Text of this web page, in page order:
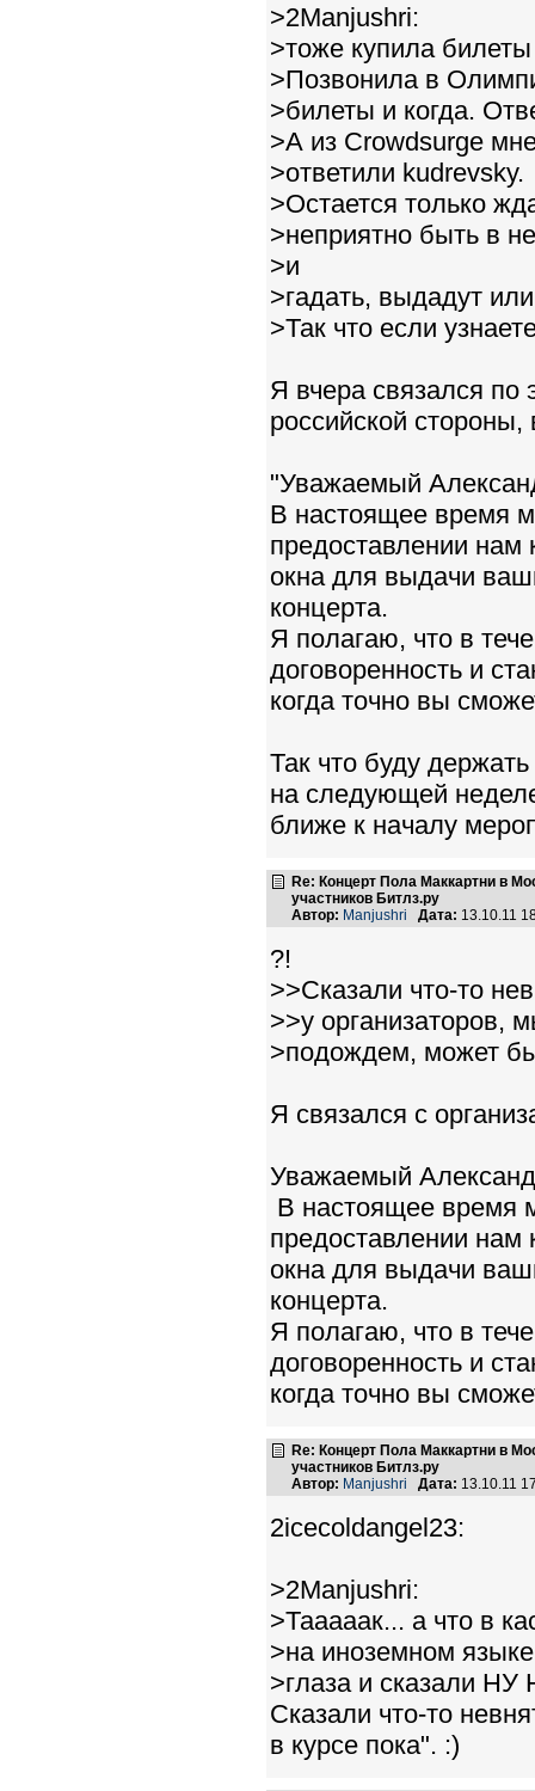
>2Manjushri:
>тоже купила
>Позвонила в
>билеты и когда.
>А из Crowdsurge
>ответили kudrevsky.
>Остается только
>неприятно быть в
>и
>гадать, выдадут
>Так что если
Я вчера связался по
российской стороны,
"Уважаемый
В настоящее время
предоставлении нам
окна для выдачи
концерта.
Я полагаю, что в
договоренность и
когда точно вы
Так что буду
на следующей
ближе к началу
Re: Концерт Пола Маккартни в
участников Битлз.ру
Автор: Manjushri Дата: 13.10.11
?!
>>Сказали что-то
>>у организаторов,
>подождем, может
Я связался с
Уважаемый
В настоящее время
предоставлении нам
окна для выдачи
концерта.
Я полагаю, что в
договоренность и
когда точно вы
Re: Концерт Пола Маккартни в
участников Битлз.ру
Автор: Manjushri Дата: 13.10.11
2icecoldangel23:
>2Manjushri:
>Тааааак... а что в
>на иноземном
>глаза и сказали
Сказали что-то
в курсе пока". :)